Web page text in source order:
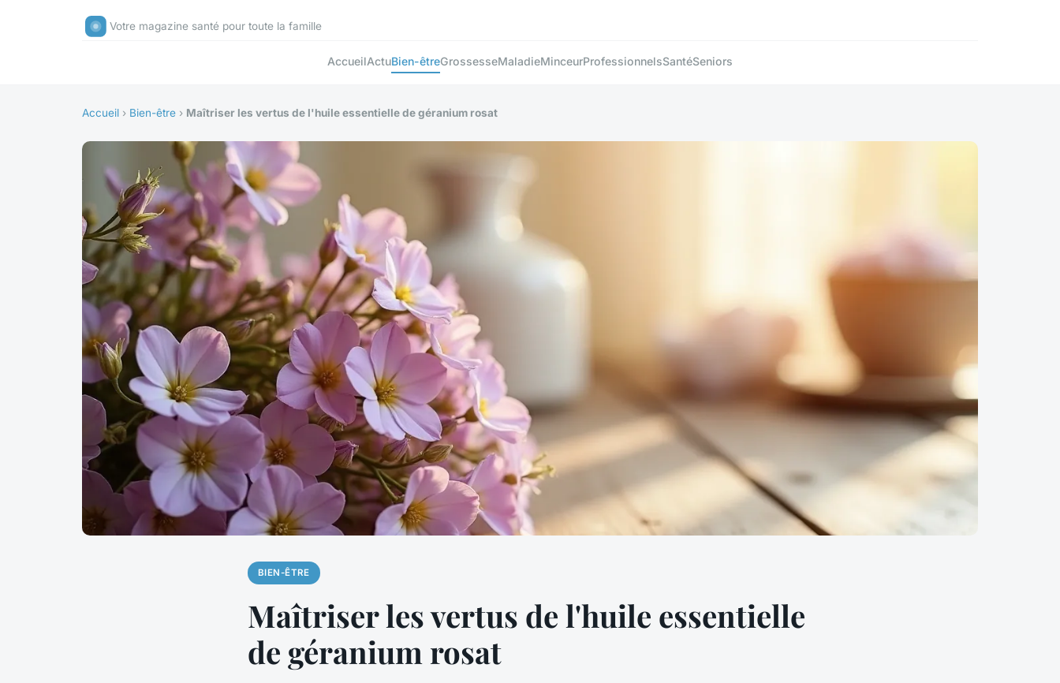
Votre magazine santé pour toute la famille
AccueilActuBien-êtreGrossesseMaladieMinceurProfessionnelsSantéSeniors
Accueil › Bien-être › Maîtriser les vertus de l'huile essentielle de géranium rosat
BIEN-ÊTRE
Maîtriser les vertus de l'huile essentielle
de géranium rosat